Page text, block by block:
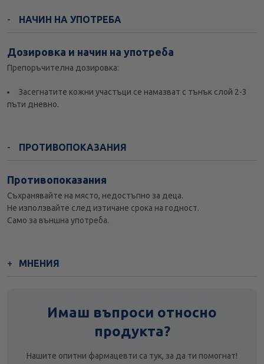
НАЧИН НА УПОТРЕБА
Дозировка и начин на употреба
Препоръчителна дозировка:
Засегнатите кожни участъци се намазват с тънък слой 2-3
пъти дневно.
ПРОТИВОПОКАЗАНИЯ
Противопоказания
Съхранявайте на място, недостъпно за деца.
Не използвайте след изтичане срока на годност.
Само за външна употреба.
МНЕНИЯ
Имаш въпроси относно
продукта?
Нашите опитни фармацевти са тук, за да ти помогнат!